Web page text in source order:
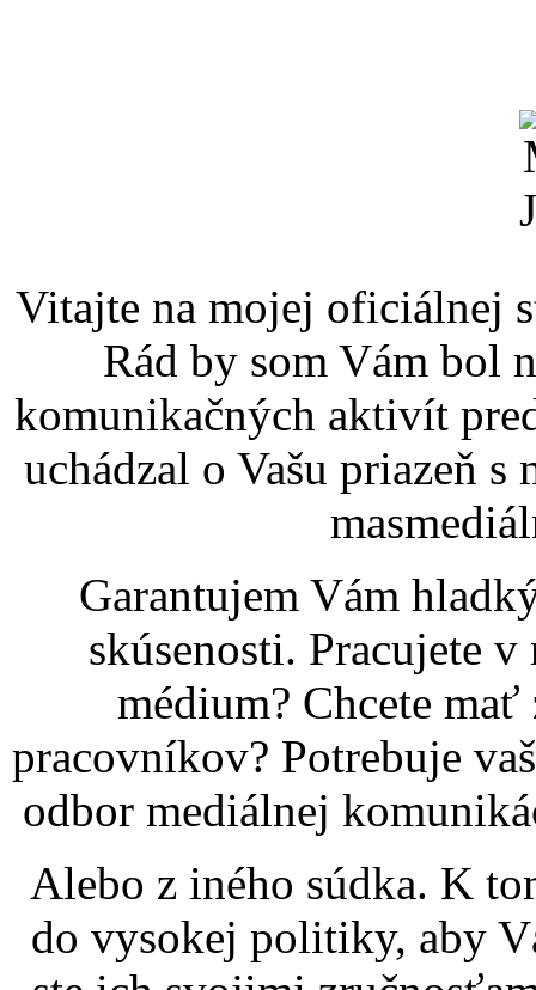
Vitajte na mojej oficiálnej
Rád by som Vám bol
komunikačných aktivít
uchádzal o Vašu priazeň
Garantujem Vám
skúsenosti. Pracujete
médium? Chcete
pracovníkov? Potrebuje
odbor mediálnej
Alebo z iného súdka. K
do vysokej politiky, aby